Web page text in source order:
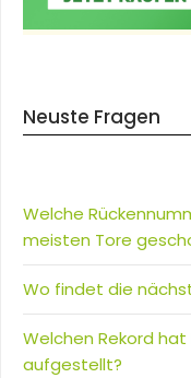
Neuste Fragen
Welche
meisten Tore
Wo findet die
Welchen Rekord
aufgestellt?